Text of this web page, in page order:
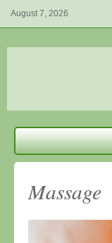
August 7, 2026
Massage